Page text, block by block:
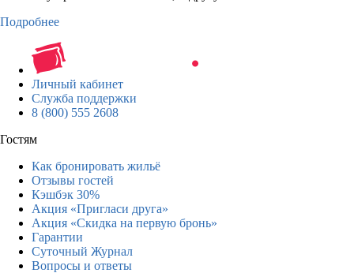
Подробнее
Личный кабинет
Служба поддержки
8 (800) 555 2608
Гостям
Как бронировать жильё
Отзывы гостей
Кэшбэк 30%
Акция «Пригласи друга»
Акция «Скидка на первую бронь»
Гарантии
Суточный Журнал
Вопросы и ответы